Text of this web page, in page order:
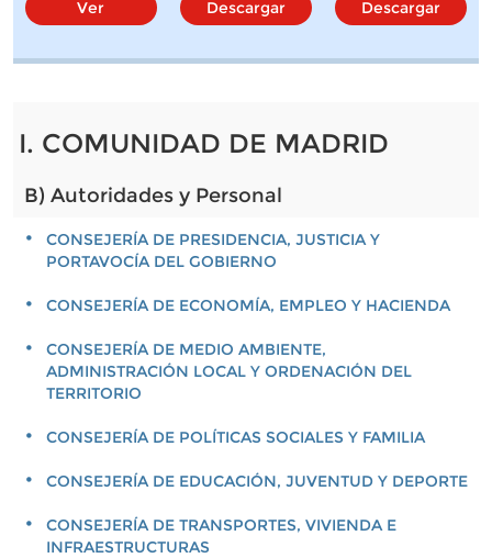
Ver Descargar Descargar
I. COMUNIDAD DE MADRID
B) Autoridades y Personal
CONSEJERÍA DE PRESIDENCIA, JUSTICIA Y
PORTAVOCÍA DEL GOBIERNO
CONSEJERÍA DE ECONOMÍA, EMPLEO Y HACIENDA
CONSEJERÍA DE MEDIO AMBIENTE,
ADMINISTRACIÓN LOCAL Y ORDENACIÓN DEL
TERRITORIO
CONSEJERÍA DE POLÍTICAS SOCIALES Y FAMILIA
CONSEJERÍA DE EDUCACIÓN, JUVENTUD Y DEPORTE
CONSEJERÍA DE TRANSPORTES, VIVIENDA E
INFRAESTRUCTURAS